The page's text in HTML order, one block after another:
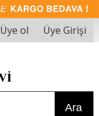
Üye ol Üye Girişi
Ara